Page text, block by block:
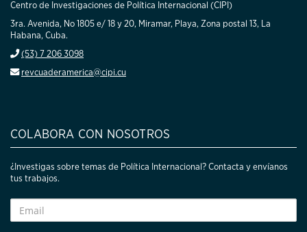
Centro de Investigaciones de Política Internacional (CIPI)
3ra. Avenida, No 1805 e/ 18 y 20, Miramar, Playa, Zona postal 13, La
Habana, Cuba.
(53) 7 206 3098
revcuaderamerica@cipi.cu
COLABORA CON NOSOTROS
¿Investigas sobre temas de Política Internacional? Contacta y envíanos
tus trabajos.